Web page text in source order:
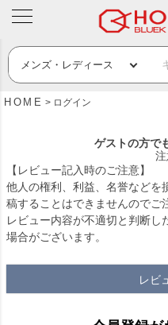
HOME ログイン
ゲストの方で
【レビュー記入時のご注意】
他人の権利、利益、名誉などを
稿することはできませんのでご
レビュー内容が不適切と判断し
場合がございます。
レビ